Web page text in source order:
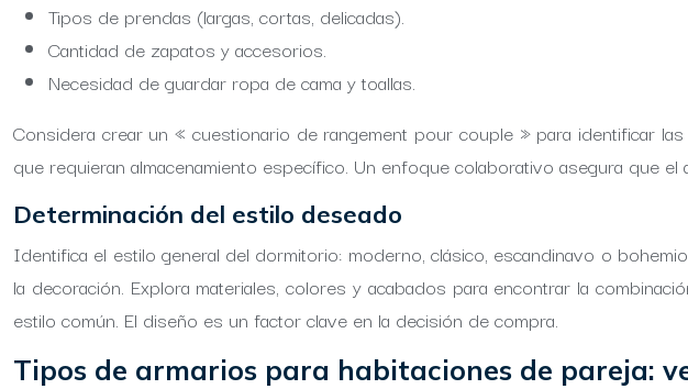
Tipos de prendas (largas, cortas, delicadas).
Cantidad de zapatos y accesorios.
Necesidad de guardar ropa de cama y toallas.
Considera crear un « cuestionario de rangement pour couple » para identificar
que requieran almacenamiento específico. Un enfoque colaborativo asegura que
Determinación del estilo deseado
Identifica el estilo general del dormitorio: moderno, clásico, escandinavo o
la decoración. Explora materiales, colores y acabados para encontrar la
estilo común. El diseño es un factor clave en la decisión de compra.
Tipos de armarios para habitaciones de pareja: